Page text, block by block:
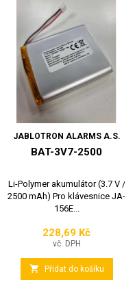
JABLOTRON ALARMS A.S.
BAT-3V7-2500
Li-Polymer akumulátor (3.7 V /
2500 mAh) Pro klávesnice JA-
156E...
Cena
228,69 Kč
vč. DPH
 Přidat do košíku